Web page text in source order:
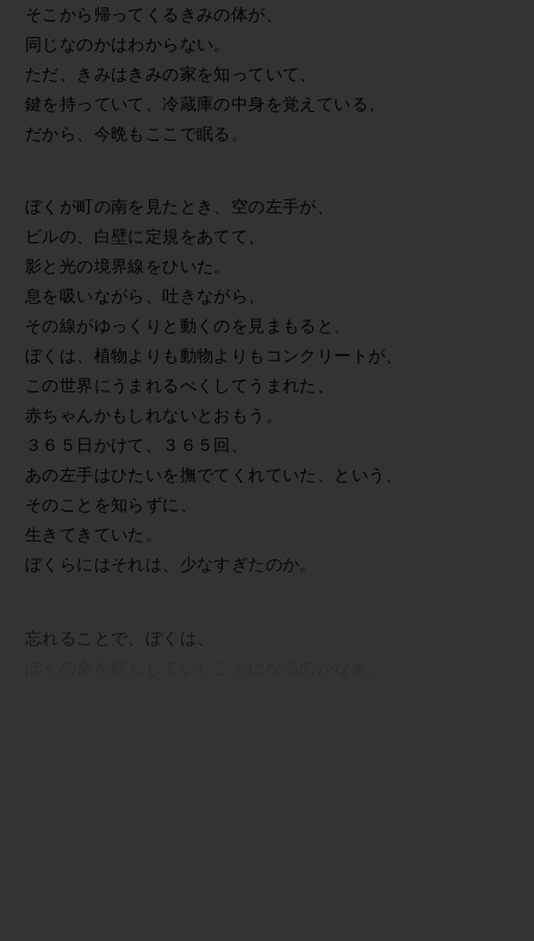
そこから帰ってくるきみの体が、
同じなのかはわからない。
ただ、きみはきみの家を知っていて、
鍵を持っていて、冷蔵庫の中身を覚えている、
だから、今晩もここで眠る。
ぼくが町の南を見たとき、空の左手が、
ビルの、白壁に定規をあてて、
影と光の境界線をひいた。
息を吸いながら、吐きながら、
その線がゆっくりと動くのを見まもると、
ぼくは、植物よりも動物よりもコンクリートが、
この世界にうまれるべくしてうまれた、
赤ちゃんかもしれないとおもう。
３６５日かけて、３６５回、
あの左手はひたいを撫でてくれていた、という、
そのことを知らずに、
生きてきていた。
ぼくらにはそれは、少なすぎたのか。
忘れることで、ぼくは、